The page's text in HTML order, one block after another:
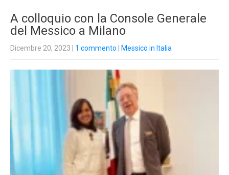
A colloquio con la Console Generale
del Messico a Milano
Dicembre 20, 2023 1 commento Messico in Italia